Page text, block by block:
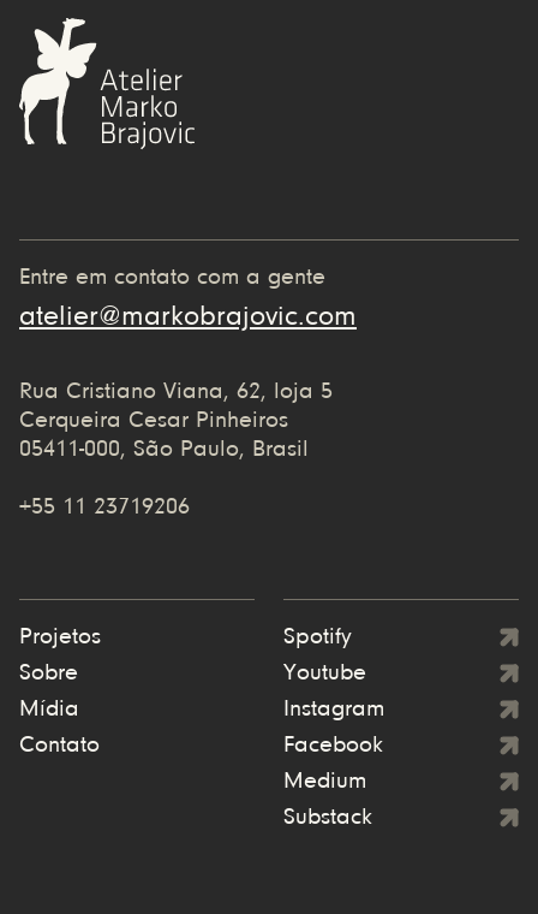
Entre em contato com a gente
atelier@markobrajovic.com
Rua Cristiano Viana, 62, loja 5
Cerqueira Cesar Pinheiros
05411-000, São Paulo, Brasil
+55 11 23719206
Projetos
Sobre
Mídia
Contato
Spotify
Youtube
Instagram
Facebook
Medium
Substack